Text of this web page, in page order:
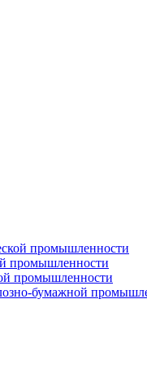
промышленности
промышленности
промышленности
бумажной